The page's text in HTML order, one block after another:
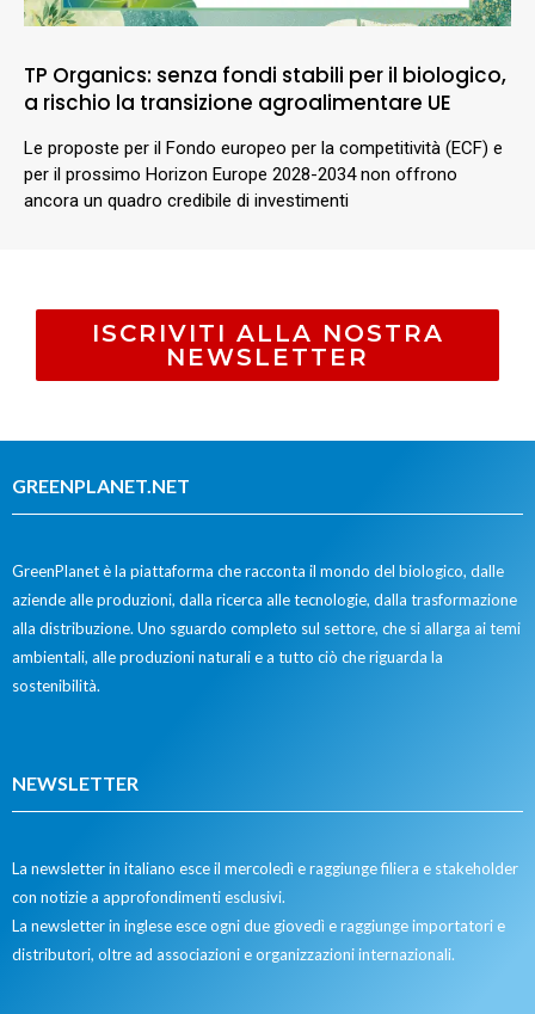
TP Organics: senza fondi stabili per il biologico,
a rischio la transizione agroalimentare UE
Le proposte per il Fondo europeo per la competitività (ECF) e
per il prossimo Horizon Europe 2028-2034 non offrono
ancora un quadro credibile di investimenti
ISCRIVITI ALLA NOSTRA
NEWSLETTER
GREENPLANET.NET
GreenPlanet è la piattaforma che racconta il mondo del biologico, dalle
aziende alle produzioni, dalla ricerca alle tecnologie, dalla trasformazione
alla distribuzione. Uno sguardo completo sul settore, che si allarga ai temi
ambientali, alle produzioni naturali e a tutto ciò che riguarda la
sostenibilità.
NEWSLETTER
La newsletter in italiano esce il mercoledì e raggiunge filiera e stakeholder
con notizie a approfondimenti esclusivi.
La newsletter in inglese esce ogni due giovedì e raggiunge importatori e
distributori, oltre ad associazioni e organizzazioni internazionali.